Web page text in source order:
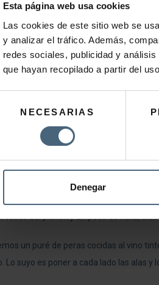
Esta página web usa cookies
Las cookies de este sitio web se
y analizar el tráfico. Además,
redes sociales, publicidad y
que hayan recopilado a partir del
NECESARIAS
Denegar
jugo de carne, dorar toda la
agua.
y le quitamos los muslos y las alas,
del pichón y un poco de nata,
un puré de peras cocidas al vino
Lo suyo es poner a cada lado las alas y